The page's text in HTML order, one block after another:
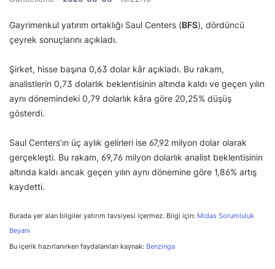
Gayrimenkul yatırım ortaklığı Saul Centers (BFS), dördüncü
çeyrek sonuçlarını açıkladı.
Şirket, hisse başına 0,63 dolar kâr açıkladı. Bu rakam,
analistlerin 0,73 dolarlık beklentisinin altında kaldı ve geçen yılın
aynı dönemindeki 0,79 dolarlık kâra göre 20,25% düşüş
gösterdi.
Saul Centers’ın üç aylık gelirleri ise 67,92 milyon dolar olarak
gerçekleşti. Bu rakam, 69,76 milyon dolarlık analist beklentisinin
altında kaldı ancak geçen yılın aynı dönemine göre 1,86% artış
kaydetti.
Burada yer alan bilgiler yatırım tavsiyesi içermez. Bilgi için: Midas Sorumluluk
Beyanı
Bu içerik hazırlanırken faydalanılan kaynak: Benzinga